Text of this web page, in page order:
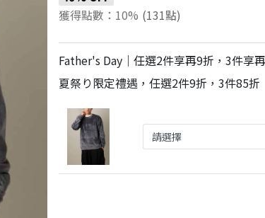
獲得點數：10% (131點)
Father's Day｜任選2件享再9折，3件享
夏祭り限定禮遇，任選2件9折，3件85折